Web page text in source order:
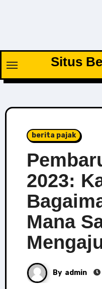
Situs
berita pajak
2023:
Mana
By admin